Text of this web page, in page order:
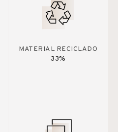
MATERIAL RECICLADO
33%